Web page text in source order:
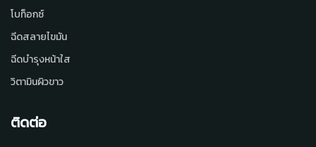
โบท็อกซ์
ฉีดสลายไขมัน
ฉีดบำรุงหน้าใส
วิตามินผิวขาว
ติดต่อ